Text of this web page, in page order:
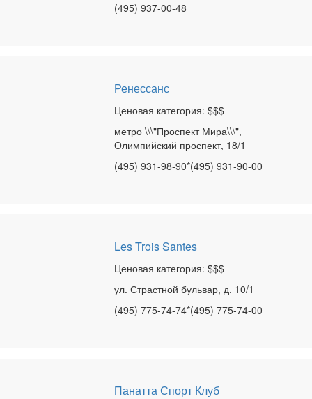
(495) 937-00-48
Ренессанс
Ценовая категория: $$$
метро \\\"Проспект Мира\\\",
Олимпийский проспект, 18/1
(495) 931-98-90*(495) 931-90-00
Les Trois Santes
Ценовая категория: $$$
ул. Страстной бульвар, д. 10/1
(495) 775-74-74*(495) 775-74-00
Панатта Спорт Клуб